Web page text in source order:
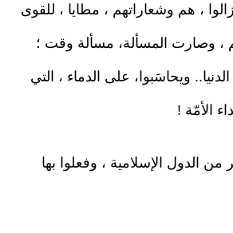
، هم وشعاراتهم ، مطايا ، للقوى
، وصارت المسألة، مسألة وقت ؛
ويحاسَبوا، على الدماء ، التي
الأمّة !
الدول الإسلامية ، وفعلوا بها